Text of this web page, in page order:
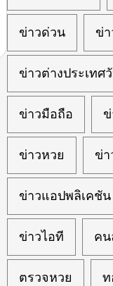
ข่าวด่วน ข่
ข่าวต่างประเทศ
ข่าวมือถือ
ข่าวหวย ข่า
ข่าวแอปพลิเคชัน
ข่าวไอที คน
ตรวจหวย ท